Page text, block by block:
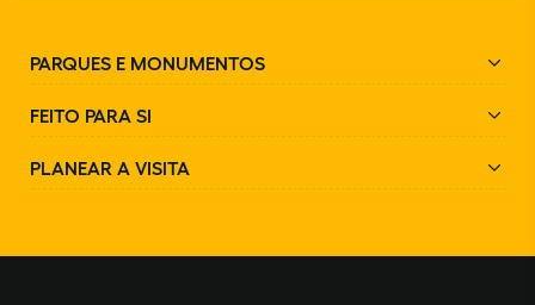
PARQUES E MONUMENTOS
FEITO PARA SI
PLANEAR A VISITA